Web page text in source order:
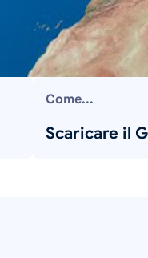
Come...
Scaricare il